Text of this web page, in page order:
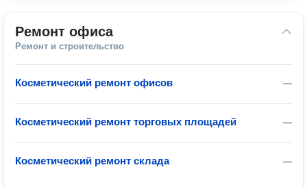
Ремонт офиса
Ремонт и строительство
—
Косметический ремонт офисов
—
Косметический ремонт торговых площадей
—
Косметический ремонт склада